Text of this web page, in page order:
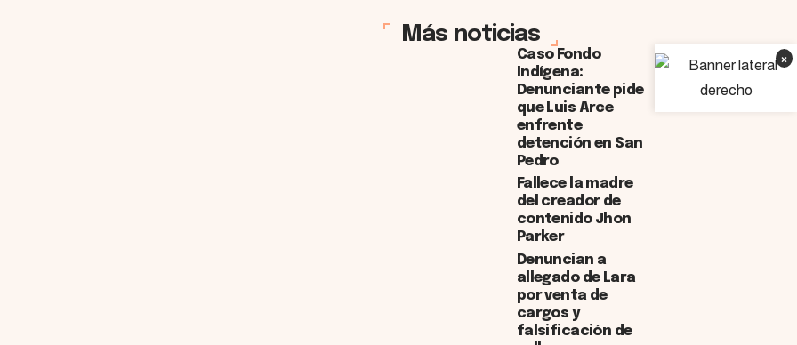
×
Más noticias
Caso Fondo
Indígena:
Denunciante pide
que Luis Arce
enfrente
detención en San
Pedro
Fallece la madre
del creador de
contenido Jhon
Parker
Denuncian a
allegado de Lara
por venta de
cargos y
falsificación de